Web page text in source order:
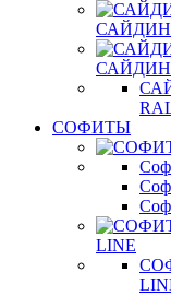
СОФИТЫ
LINE